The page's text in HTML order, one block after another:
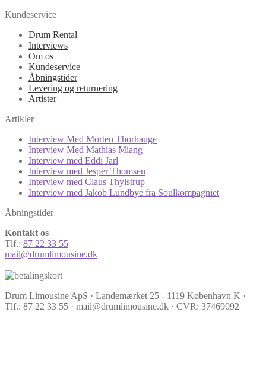
Kundeservice
Drum Rental
Interviews
Om os
Kundeservice
Åbningstider
Levering og returnering
Artister
Artikler
Interview Med Morten Thorhauge
Interview Med Mathias Miang
Interview med Eddi Jarl
Interview med Jesper Thomsen
Interview med Claus Thylstrup
Interview med Jakob Lundbye fra Soulkompagniet
Åbningstider
Kontakt os
Tlf.: 87 22 33 55
mail@drumlimousine.dk
Drum Limousine ApS · Landemærket 25 - 1119 København K ·
Tlf.: 87 22 33 55 · mail@drumlimousine.dk · CVR: 37469092